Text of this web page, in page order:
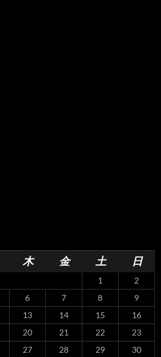
木 金 土 日
1
2
6 7 8
9
13 14 15
16
20 21 22
23
27 28 29
30